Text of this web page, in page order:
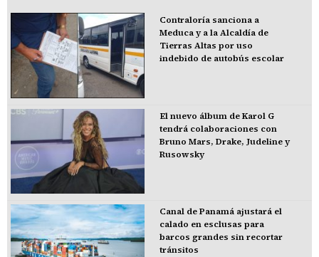
Contraloría sanciona a
Meduca y a la Alcaldía de
Tierras Altas por uso
indebido de autobús escolar
El nuevo álbum de Karol G
tendrá colaboraciones con
Bruno Mars, Drake, Judeline y
Rusowsky
Canal de Panamá ajustará el
calado en esclusas para
barcos grandes sin recortar
tránsitos